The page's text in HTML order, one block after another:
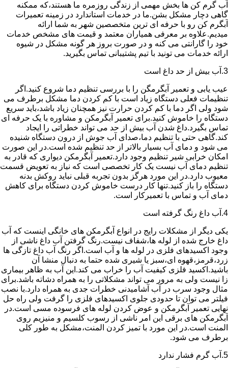
آب گرم کن ها بخش مهمی از زندگی روزمره ما هستند،که ممکنه
گاهی دچار مشکل بشن.ما در خدمات استاندارد در زمینه تعمیرات
آبگرم کن رو با حرفه ای ترین متخصصین شهر به شما ارائه
میدیم.علاوه بر معرفی همیاران معتمد و قیمت های مشخص خدمات
خود را گارانتی می کنه و در صورت بروز هر گونه مشکل در شیوه
ارائه خدمات می تونید با تیم پشتیبانی تماس بگیرید.
3.آب بیش از حد داغ است
عیب یابی و تعمیر آبگرمگن را با بررسی تنظیم دما شروع کنید.اگر
تنظیمات فعلی دستگاه زیاد است با کم کردن دما مشکل برطرف می
شود ولی اگر دما با کم کردن حرارت نیز همچنان زیاد باشد،باید سریع
دستگاه را خاموش کنید.برای تعمیر آبگرمکن و مشاوره با یک حرفه ای
تماس بگیرد.داغ شدن آب بیش از حد می تواند خطراتی را ایجاد
کند.گاهی حتی با تنظیم دما،صدای آب جوش از درون دستگاه شنیده
می شود و دمای آب بسیار بالاتر از حد تنظیم شده است.در این صورت
امکان خرابی شیر تنظیم وجود دارد.تعمیر آبگرمکن دیواری که قادر به
تنظیم دمای آب نیست یک کار تخصصی است که نیاز به تعویض قسمت
معیوب دارد.در این مورد هرگز بدون تجربه قبلی نباید روکش بدنه
دستگاه را باز کنید.تنها کار درست خاموش کردن دستگاه برای کاهش
دمای آب و تماس با تعمیرکار است.
4.آب داغ رنگ گرفته است
یکی دیگر از مشکلات رایج در انواع آبگرمکن های خانگی اینست که آب
داغ خارج شده از لوله ها،شفاف نیست.رنگ گرفتن آب داغ ناشی از
وجود اکسیدهای فلزی در لوله ها و آب است.اگر رنگ آب داغ تازگی ها
زرد،قرمز،قهوه ای،سبز یا شیری شده حتما به دنبال منشا آن
باشید.اکسید فلزی کیفیت آب را خراب می کند.این آب به ظاهر بیماری
زا نیست ولی به مرور می تواند مشکلاتی را به همراه دشاته باشد.برای
مثال وجود سرب در آب آشامیدنی خطرات جدی به همراه دارد.با نصب
فیلتر می توان تا حدودی جلوی اکسیدهای فلزی را گرفت ولی راه حل
نهایی تعمیر آبگرمکن و عوض کردن لوله های فرسوده مسی است.در
آبگرمکن های برقی این امر ناشی از رسوب کلسیم و منیزیم روی
المنت است.در این مورد با تمیز کردن المنت،مشکل به طور کلی
برطرف می شود.
5.آب گرم فشار ندارد